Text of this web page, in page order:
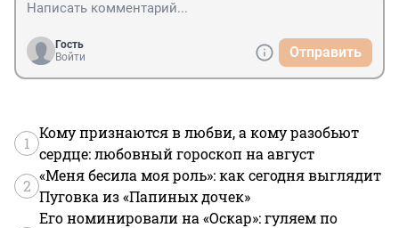
Гость
Войти
Отправить
1
Кому признаются в любви, а кому разобьют
сердце: любовный гороскоп на август
2
«Меня бесила моя роль»: как сегодня выглядит
Пуговка из «Папиных дочек»
Его номинировали на «Оскар»: гуляем по